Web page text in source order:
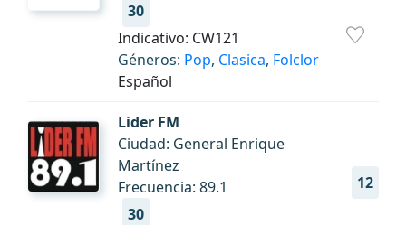
30
Indicativo: CW121
Géneros: Pop, Clasica, Folclor
Español
Lider FM
12
Ciudad: General Enrique
Martínez
Frecuencia: 89.1
30